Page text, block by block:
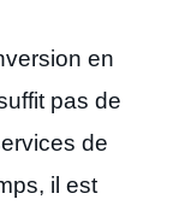
en
pas de
de
il est